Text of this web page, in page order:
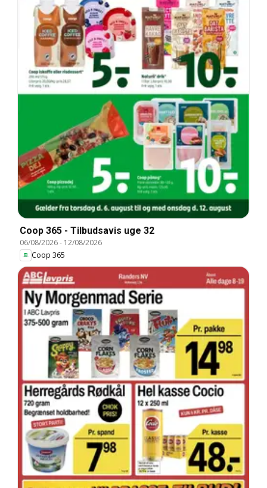
Coop 365 - Tilbudsavis uge 32
06/08/2026- 12/08/2026
Coop 365